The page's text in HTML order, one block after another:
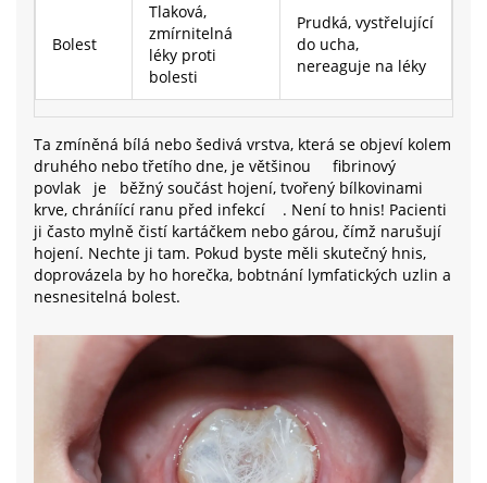
Bolest
Tlaková,
zmírnitelná
léky proti
bolesti
Prudká, vystřelující
do ucha,
nereaguje na léky
Ta zmíněná bílá nebo šedivá vrstva, která se objeví kolem
druhého nebo třetího dne, je většinou
fibrinový
povlak
je
běžný součást hojení, tvořený bílkovinami
krve, chráníící ranu před infekcí
. Není to hnis! Pacienti
ji často mylně čistí kartáčkem nebo gárou, čímž narušují
hojení. Nechte ji tam. Pokud byste měli skutečný hnis,
doprovázela by ho horečka, bobtnání lymfatických uzlin a
nesnesitelná bolest.